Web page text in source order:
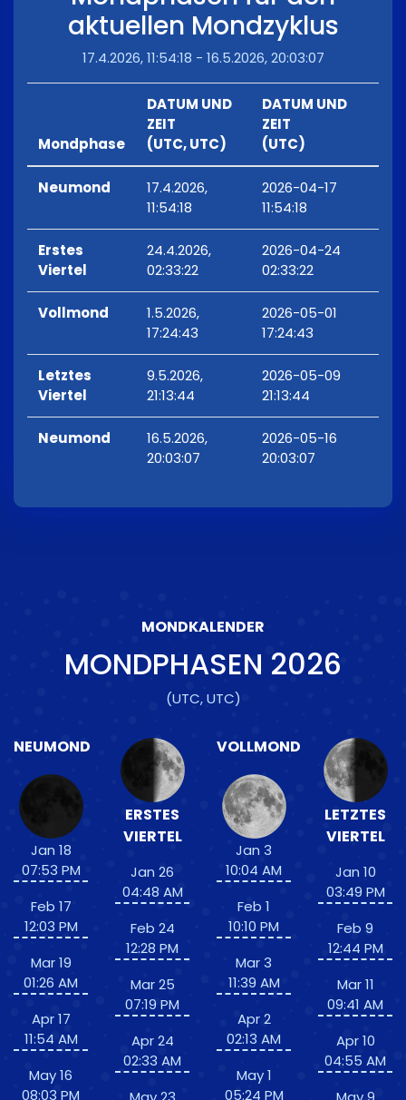
aktuellen Mondzyklus
17.4.2026, 11:54:18 - 16.5.2026, 20:03:07
Mondphase
DATUM UND
ZEIT
(UTC, UTC)
DATUM UND
ZEIT
(UTC)
Neumond
17.4.2026,
11:54:18
2026-04-17
11:54:18
Erstes
Viertel
24.4.2026,
02:33:22
2026-04-24
02:33:22
Vollmond
1.5.2026,
17:24:43
2026-05-01
17:24:43
Letztes
Viertel
9.5.2026,
21:13:44
2026-05-09
21:13:44
Neumond
16.5.2026,
20:03:07
2026-05-16
20:03:07
MONDKALENDER
MONDPHASEN 2026
(UTC, UTC)
NEUMOND
Jan 18
07:53 PM
Feb 17
12:03 PM
Mar 19
01:26 AM
Apr 17
11:54 AM
May 16
08:03 PM
ERSTES
VIERTEL
Jan 26
04:48 AM
Feb 24
12:28 PM
Mar 25
07:19 PM
Apr 24
02:33 AM
VOLLMOND
Jan 3
10:04 AM
Feb 1
10:10 PM
Mar 3
11:39 AM
Apr 2
02:13 AM
May 1
05:24 PM
LETZTES
VIERTEL
Jan 10
03:49 PM
Feb 9
12:44 PM
Mar 11
09:41 AM
Apr 10
04:55 AM